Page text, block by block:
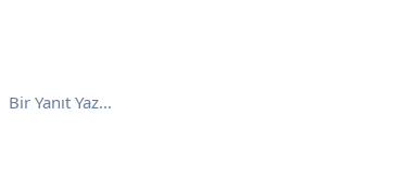
Bir Yanıt Yaz...